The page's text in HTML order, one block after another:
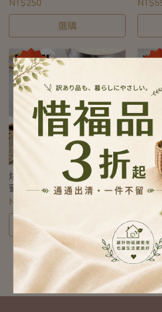
NT$250
選購
設計
烘焙好物｜全矽膠包覆 刮刀
蜜刷 打蛋器 ｜ 烘培調理工具
｜ 耐高溫矽膠｜防刮烘焙器具
NT$165
電動
器︱
粗細